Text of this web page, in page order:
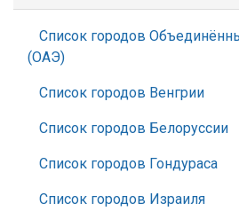
Список городов
(ОАЭ)
Список городов Венгрии
Список городов Белоруссии
Список городов Гондураса
Список городов Израиля